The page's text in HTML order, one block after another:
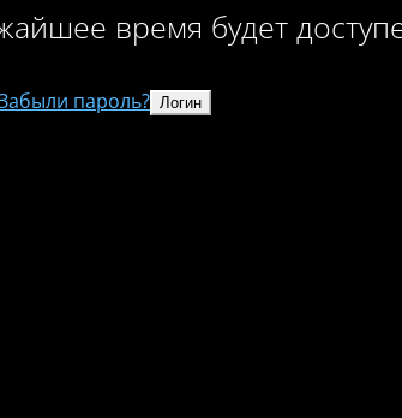
время будет
пароль?